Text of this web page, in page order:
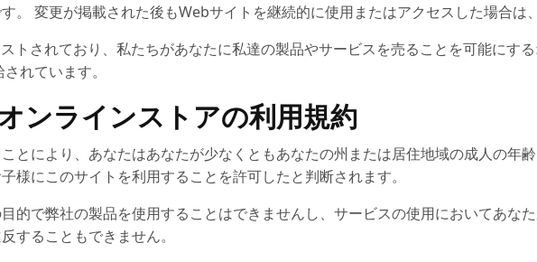
。 変更が掲載された後もWebサイトを継続的に使用またはアクセスした場合は
トされており、私たちがあなたに私達の製品やサービスを売ることを可能にす
れています。
ンラインストアの利用規約
とにより、あなたはあなたが少なくともあなたの州または居住地域の成人の年
様にこのサイトを利用することを許可したと判断されます。
的で弊社の製品を使用することはできませんし、サービスの使用においてあな
することもできません。